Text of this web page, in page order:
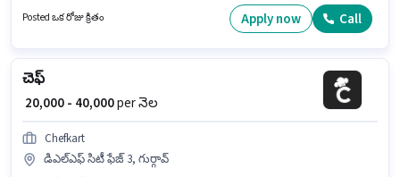
ఖాళీ సెక్టర్ 37 గుర్గావ్, గుర్గావ్ లో ఉంది. 10వ తరగతి లోపు అర్హత ఉన్న అభ్యర్థులు ఈ
Posted ఒక రోజు క్రితం Apply now Call
చెఫ్
₹ 20,000 - 40,000per నెల
Chefkart
డిఎల్ఎఫ్ సిటీ ఫేజ్ 3, గుర్గావ్